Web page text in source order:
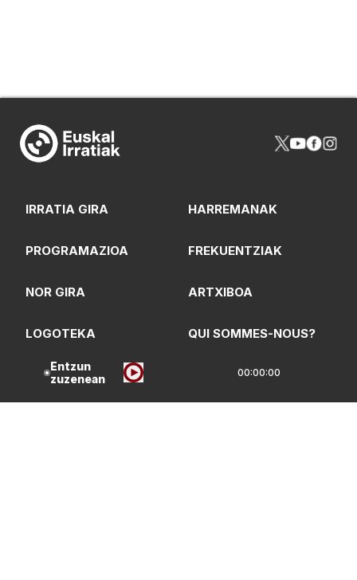
Entzun
zuzenean
00:00:00
IRRATIA GIRA HARREMANAK
PROGRAMAZIOA FREKUENTZIAK
NOR GIRA ARTXIBOA
LOGOTEKA QUI SOMMES-NOUS?
Lege Oharrak
Pribatasun Politika